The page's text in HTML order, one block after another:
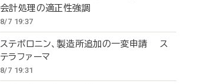
会計処理の適正性強調
8/7 19:37
ステボロニン、製造所追加の一変申請 ス
テラファーマ
8/7 19:31